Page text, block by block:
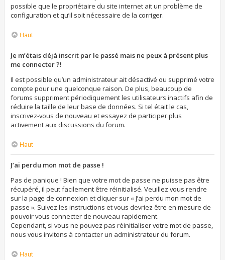
possible que le propriétaire du site internet ait un problème de
configuration et qu’il soit nécessaire de la corriger.
Haut
Je m’étais déjà inscrit par le passé mais ne peux à présent plus
me connecter ?!
Il est possible qu’un administrateur ait désactivé ou supprimé votre
compte pour une quelconque raison. De plus, beaucoup de
forums suppriment périodiquement les utilisateurs inactifs afin de
réduire la taille de leur base de données. Si tel était le cas,
inscrivez-vous de nouveau et essayez de participer plus
activement aux discussions du forum.
Haut
J’ai perdu mon mot de passe !
Pas de panique ! Bien que votre mot de passe ne puisse pas être
récupéré, il peut facilement être réinitialisé. Veuillez vous rendre
sur la page de connexion et cliquer sur « J’ai perdu mon mot de
passe ». Suivez les instructions et vous devriez être en mesure de
pouvoir vous connecter de nouveau rapidement.
Cependant, si vous ne pouvez pas réinitialiser votre mot de passe,
nous vous invitons à contacter un administrateur du forum.
Haut